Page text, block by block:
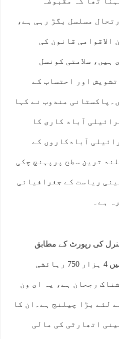
مسلسل بگڑ رہی ہے،
الاقوامی قانون کی
ہیں، سلامتی کونسل
اور احتساب کے
مندوب نے کہا
آباد کاری کا
آبادکاروں کے
ترین سطح پرپہنچ چکی
ریاست کے جغرافیائی
ہے۔
کی رپورٹ کے مطابق
مقبوضہ فلسطینی علاقوں میں 4 ہزار 750 رہائشی
رجحان ہے، یہ ای ون
لئے بڑا چیلنج ہے۔ان کا
اتھارٹی کی مالی